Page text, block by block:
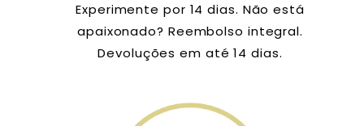
Experimente por 14 dias. Não está
apaixonado? Reembolso integral.
Devoluções em até 14 dias.